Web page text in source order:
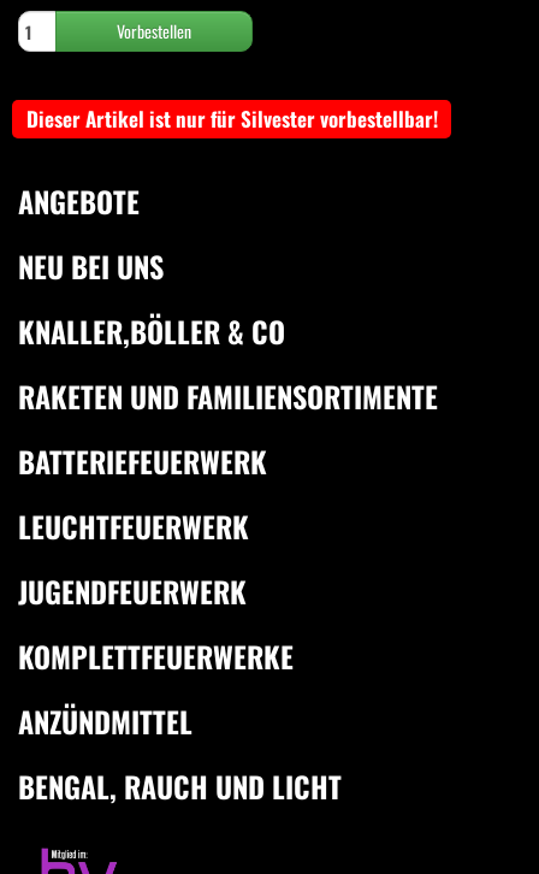
Dieser Artikel ist nur für Silvester vorbestellbar!
ANGEBOTE
NEU BEI UNS
KNALLER,BÖLLER & CO
RAKETEN UND FAMILIENSORTIMENTE
BATTERIEFEUERWERK
LEUCHTFEUERWERK
JUGENDFEUERWERK
KOMPLETTFEUERWERKE
ANZÜNDMITTEL
BENGAL, RAUCH UND LICHT